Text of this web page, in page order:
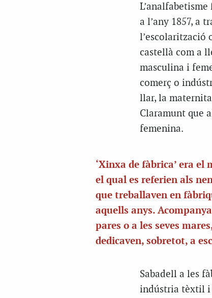
a l’any 1857, a
l’escolarització
castellà com a
masculina i
comerç o
llar, la
Claramunt que
femenina.
‘Xinxa de fàbrica’ era el
el qual es referien als
que treballaven en
aquells anys.
pares o a les seves
dedicaven, sobretot, a
Sabadell a les
indústria tèxtil i